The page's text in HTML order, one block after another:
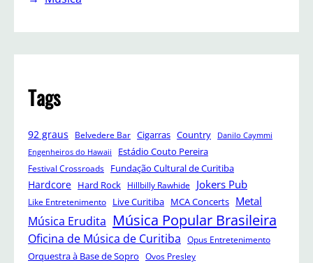
Tags
92 graus Belvedere Bar Cigarras Country
Danilo Caymmi
Engenheiros do Hawaii
Estádio Couto Pereira
Festival Crossroads Fundação Cultural de Curitiba
Hardcore Hard Rock Hillbilly Rawhide Jokers Pub
Like Entretenimento Live Curitiba MCA Concerts Metal
Música Erudita Música Popular Brasileira
Oficina de Música de Curitiba Opus Entretenimento
Orquestra à Base de Sopro Ovos Presley